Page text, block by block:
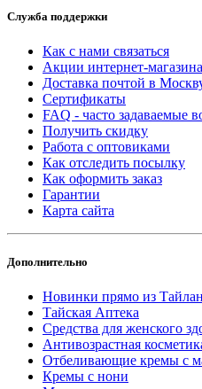
Служба поддержки
Как с нами связаться
Акции интернет-
Доставка почтой в
Сертификаты
FAQ - часто задаваемые
Получить скидку
Работа с оптовиками
Как отследить посылку
Как оформить заказ
Гарантии
Карта сайта
Дополнительно
Новинки прямо из
Тайская Аптека
Средства для женского
Антивозрастная
Отбеливающие кремы с
Кремы с нони